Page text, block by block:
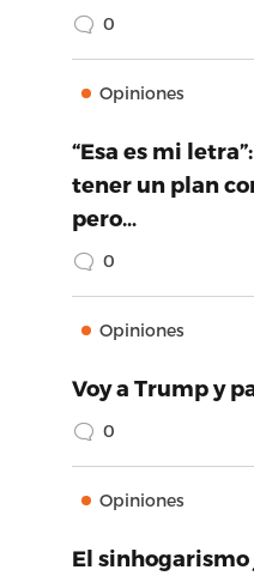
0
Opiniones
“Esa es mi
tener un plan
pero…
0
Opiniones
Voy a Trump y
0
Opiniones
El